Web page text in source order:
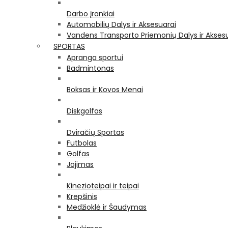
Darbo Įrankiai
Automobilių Dalys ir Aksesuarai
Vandens Transporto Priemonių Dalys ir
SPORTAS
Apranga sportui
Badmintonas
Boksas ir Kovos Menai
Diskgolfas
Dviračių Sportas
Futbolas
Golfas
Jojimas
Kinezioteipai ir teipai
Krepšinis
Medžioklė ir Šaudymas